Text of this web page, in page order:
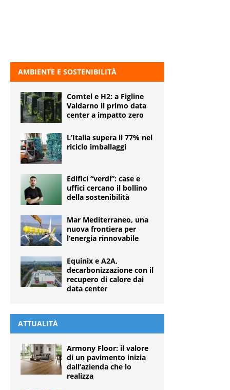
AMBIENTE E SOSTENIBILITÀ
Comtel e H2: a Figline
Valdarno il primo data
center a impatto zero
L’Italia supera il 77% nel
riciclo imballaggi
Edifici “verdi”: case e
uffici cercano il bollino
della sostenibilità
Mar Mediterraneo, una
nuova frontiera per
l’energia rinnovabile
Equinix e A2A,
decarbonizzazione con il
recupero di calore dai
data center
ATTUALITÀ
Armony Floor: il valore
di un pavimento inizia
dall’azienda che lo
realizza